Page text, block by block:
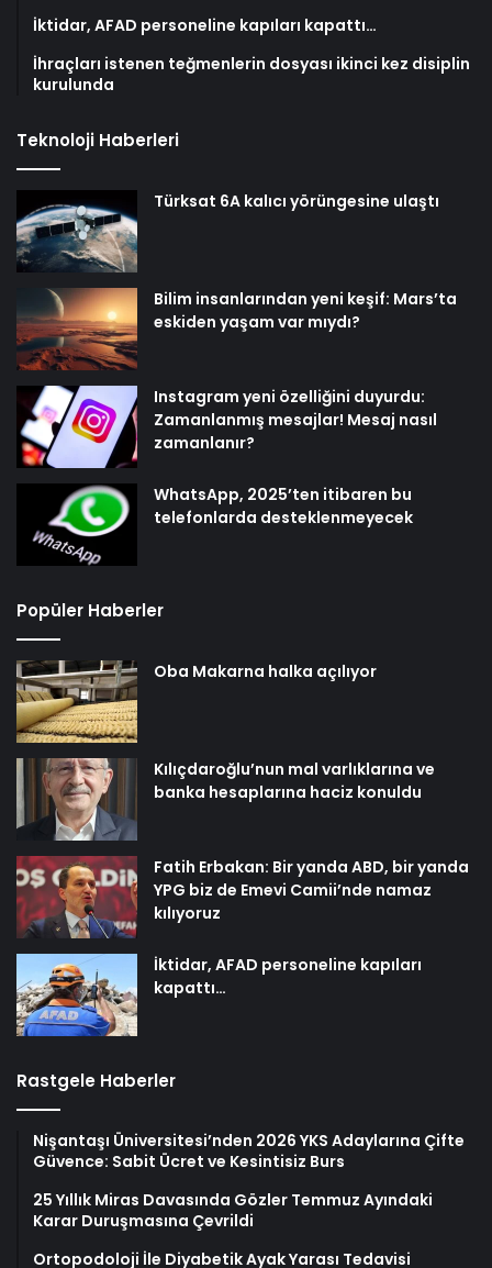
İktidar, AFAD personeline kapıları kapattı…
İhraçları istenen teğmenlerin dosyası ikinci kez disiplin
kurulunda
Teknoloji Haberleri
Türksat 6A kalıcı yörüngesine ulaştı
Bilim insanlarından yeni keşif: Mars’ta
eskiden yaşam var mıydı?
Instagram yeni özelliğini duyurdu:
Zamanlanmış mesajlar! Mesaj nasıl
zamanlanır?
WhatsApp, 2025’ten itibaren bu
telefonlarda desteklenmeyecek
Popüler Haberler
Oba Makarna halka açılıyor
Kılıçdaroğlu’nun mal varlıklarına ve
banka hesaplarına haciz konuldu
Fatih Erbakan: Bir yanda ABD, bir yanda
YPG biz de Emevi Camii’nde namaz
kılıyoruz
İktidar, AFAD personeline kapıları
kapattı…
Rastgele Haberler
Nişantaşı Üniversitesi’nden 2026 YKS Adaylarına Çifte
Güvence: Sabit Ücret ve Kesintisiz Burs
25 Yıllık Miras Davasında Gözler Temmuz Ayındaki
Karar Duruşmasına Çevrildi
Ortopodoloji İle Diyabetik Ayak Yarası Tedavisi